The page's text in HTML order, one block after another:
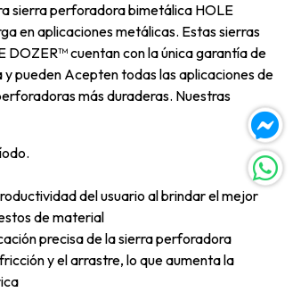
sierra perforadora bimetálica HOLE
en aplicaciones metálicas. Estas sierras
cuentan con la única garantía de
pueden Acepten todas las aplicaciones de
más duraderas. Nuestras
del usuario al brindar el mejor
de material
precisa de la sierra perforadora
y el arrastre, lo que aumenta la